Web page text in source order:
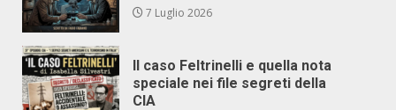
7 Luglio 2026
Il caso Feltrinelli e quella nota
speciale nei file segreti della
CIA